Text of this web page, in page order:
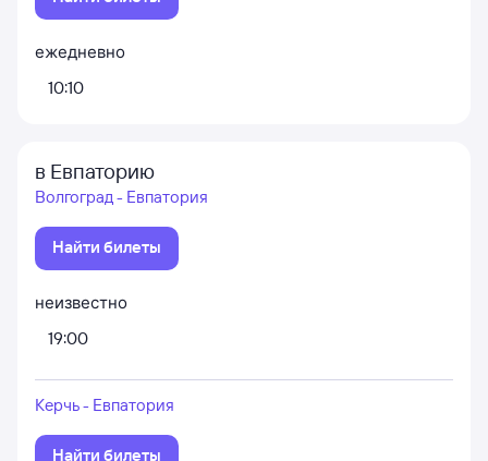
ежедневно
10:10
в Евпаторию
Волгоград - Евпатория
Найти билеты
неизвестно
19:00
Керчь - Евпатория
Найти билеты